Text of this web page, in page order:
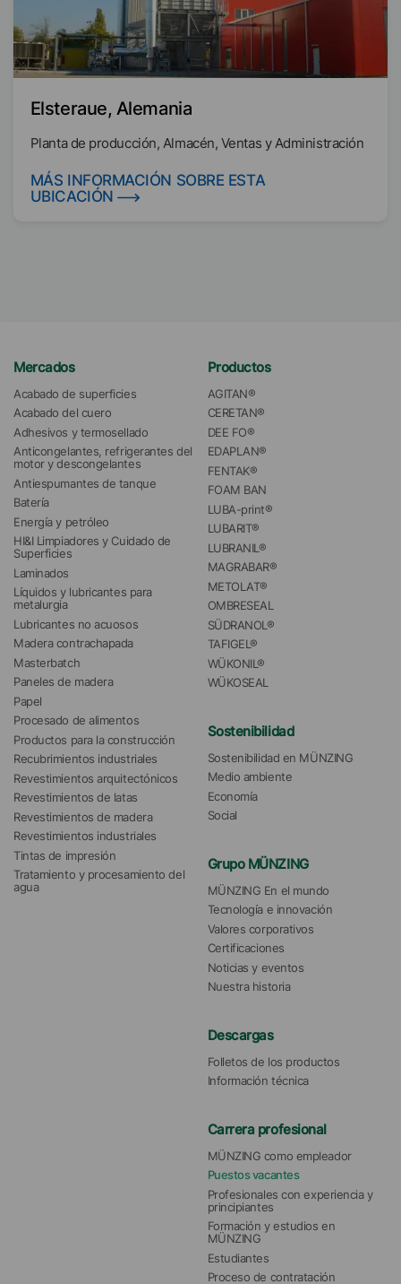
Elsteraue, Alemania
Planta de producción, Almacén, Ventas y Administración
MÁS INFORMACIÓN SOBRE ESTA
UBICACIÓN
Mercados
Acabado de superficies
Acabado del cuero
Adhesivos y termosellado
Anticongelantes, refrigerantes del
motor y descongelantes
Antiespumantes de tanque
Batería
Energía y petróleo
HI&I Limpiadores y Cuidado de
Superficies
Laminados
Líquidos y lubricantes para
metalurgia
Lubricantes no acuosos
Madera contrachapada
Masterbatch
Paneles de madera
Papel
Procesado de alimentos
Productos para la construcción
Recubrimientos industriales
Revestimientos arquitectónicos
Revestimientos de latas
Revestimientos de madera
Revestimientos industriales
Tintas de impresión
Tratamiento y procesamiento del
agua
Productos
AGITAN®
CERETAN®
DEE FO®
EDAPLAN®
FENTAK®
FOAM BAN
LUBA-print®
LUBARIT®
LUBRANIL®
MAGRABAR®
METOLAT®
OMBRESEAL
SÜDRANOL®
TAFIGEL®
WÜKONIL®
WÜKOSEAL
Sostenibilidad
Sostenibilidad en MÜNZING
Medio ambiente
Economía
Social
Grupo MÜNZING
MÜNZING En el mundo
Tecnología e innovación
Valores corporativos
Certificaciones
Noticias y eventos
Nuestra historia
Descargas
Folletos de los productos
Información técnica
Carrera profesional
MÜNZING como empleador
Puestos vacantes
Profesionales con experiencia y
principiantes
Formación y estudios en
MÜNZING
Estudiantes
Proceso de contratación